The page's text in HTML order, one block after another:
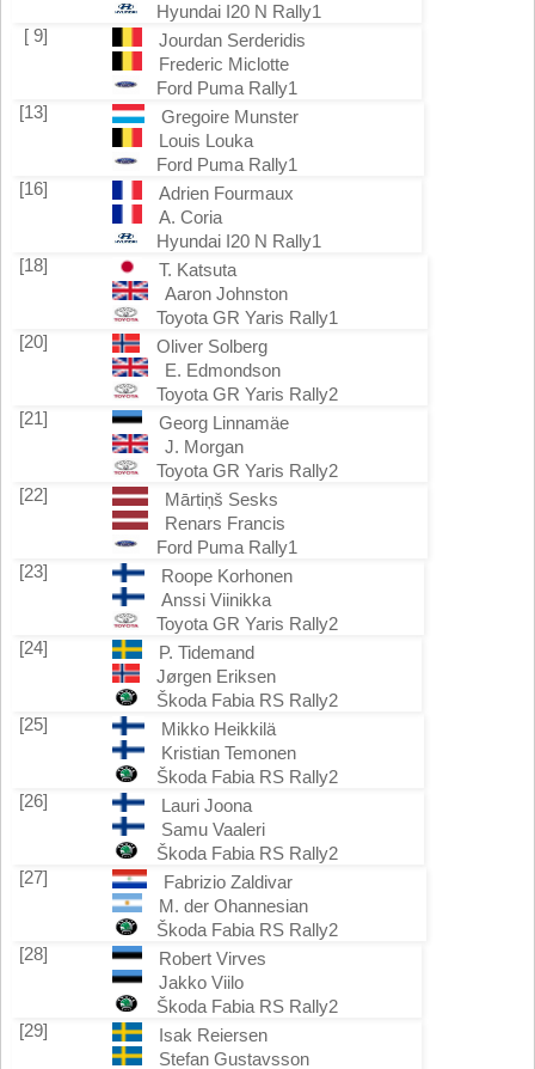
Hyundai I20 N Rally1
[ 9]
Jourdan Serderidis
Frederic Miclotte
Ford Puma Rally1
[13]
Gregoire Munster
Louis Louka
Ford Puma Rally1
[16]
Adrien Fourmaux
A. Coria
Hyundai I20 N Rally1
[18]
T. Katsuta
Aaron Johnston
Toyota GR Yaris Rally1
[20]
Oliver Solberg
E. Edmondson
Toyota GR Yaris Rally2
[21]
Georg Linnamäe
J. Morgan
Toyota GR Yaris Rally2
[22]
Mārtiņš Sesks
Renars Francis
Ford Puma Rally1
[23]
Roope Korhonen
Anssi Viinikka
Toyota GR Yaris Rally2
[24]
P. Tidemand
Jørgen Eriksen
Škoda Fabia RS Rally2
[25]
Mikko Heikkilä
Kristian Temonen
Škoda Fabia RS Rally2
[26]
Lauri Joona
Samu Vaaleri
Škoda Fabia RS Rally2
[27]
Fabrizio Zaldivar
M. der Ohannesian
Škoda Fabia RS Rally2
[28]
Robert Virves
Jakko Viilo
Škoda Fabia RS Rally2
[29]
Isak Reiersen
Stefan Gustavsson